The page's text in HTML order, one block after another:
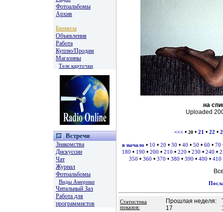
Фотоальбомы
Архив
Бизнесы
Объявления
Работа
Куплю/Продам
Магазины
Теле карточки
Встречи
Знакомства
Дискуссии
Чат
Журнал
Фотоальбомы
Виды Америки
Читальный Зал
Работа для
программистов
на
Uploaded
<<<• 20• 21 • 22 •
в начало • 10 • 20 • 30 • 40 • 50 • 60 • 70
180 • 190 • 200 • 210 • 220 • 230 • 240 •
350 • 360 • 370 • 380 • 390 • 400 • 410
Статистика
показов:
Прошлая неделя:
17